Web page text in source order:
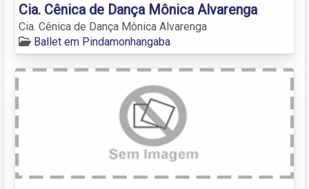
Cia. Cênica de Dança Mônica Alvarenga
Cia. Cênica de Dança Mônica Alvarenga
Ballet em Pindamonhangaba